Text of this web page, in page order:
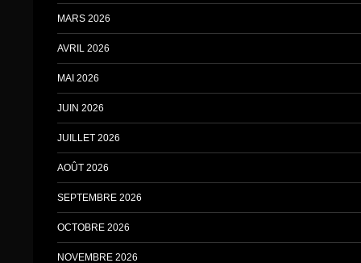
MARS 2026
AVRIL 2026
MAI 2026
JUIN 2026
JUILLET 2026
AOÛT 2026
SEPTEMBRE 2026
OCTOBRE 2026
NOVEMBRE 2026